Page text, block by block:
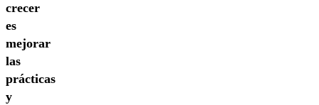
crecer
es
mejorar
las
prácticas
y